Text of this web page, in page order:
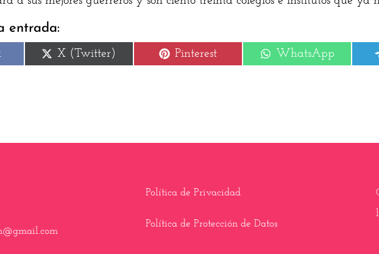
entrada:
Compartir
en
X (Twitter)
Compartir
en
Pinterest
Compartir
en
WhatsApp
Política de Privacidad
Política de Protección de Datos